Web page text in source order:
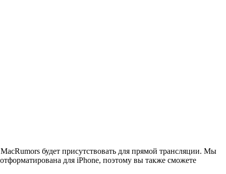
будет присутствовать для прямой трансляции. Мы
для iPhone, поэтому вы также сможете